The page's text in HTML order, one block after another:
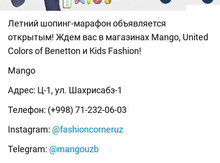
Летний шопинг-марафон объявляется
открытым! Ждем вас в магазинах Mango, United
Colors of Benetton и Kids Fashion!
Mango
Адрес: Ц-1, ул. Шахрисабз-1
Телефон: (+998) 71-232-06-03
Instagram: @fashioncorneruz
Telegram: @mangouzb